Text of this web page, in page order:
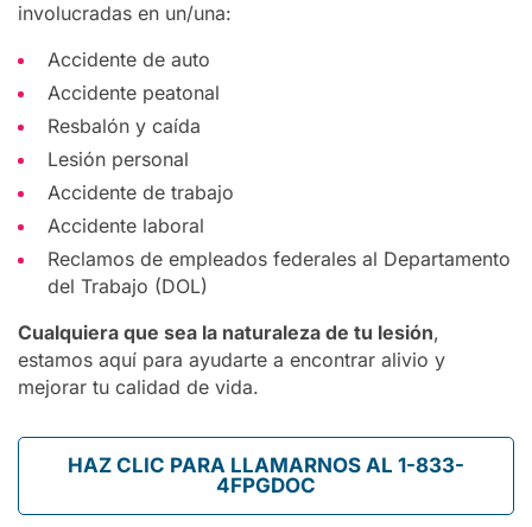
involucradas en un/una:
Accidente de auto
Accidente peatonal
Resbalón y caída
Lesión personal
Accidente de trabajo
Accidente laboral
Reclamos de empleados federales al Departamento
del Trabajo (DOL)
Cualquiera que sea la naturaleza de tu lesión,
estamos aquí para ayudarte a encontrar alivio y
mejorar tu calidad de vida.
HAZ CLIC PARA LLAMARNOS AL 1-833-
4FPGDOC